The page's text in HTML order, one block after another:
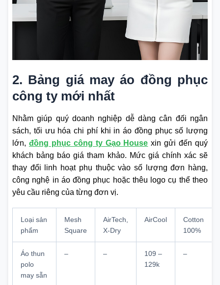
2. Bảng giá may áo đồng phục
công ty mới nhất
Nhằm giúp quý doanh nghiệp dễ dàng cân đối ngân
sách, tối ưu hóa chi phí khi in áo đồng phục số lượng
lớn, đồng phục công ty Gạo House xin gửi đến quý
khách bảng báo giá tham khảo. Mức giá chính xác sẽ
thay đổi linh hoạt phụ thuộc vào số lượng đơn hàng,
công nghệ in áo đồng phục hoặc thêu logo cụ thể theo
yêu cầu riêng của từng đơn vị.
Loại sản
phẩm
Mesh
Square
AirTech,
X-Dry
AirCool
Cotton
100%
Áo thun
polo
may sẵn
– –
109 –
129k
–